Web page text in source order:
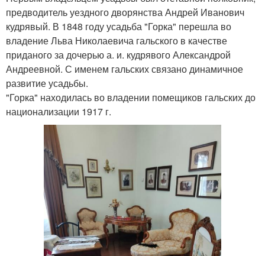
предводитель уездного дворянства Андрей Иванович
кудрявый. В 1848 году усадьба "Горка" перешла во
владение Льва Николаевича гальского в качестве
приданого за дочерью а. и. кудрявого Александрой
Андреевной. С именем гальских связано динамичное
развитие усадьбы.
"Горка" находилась во владении помещиков гальских до
национализации 1917 г.